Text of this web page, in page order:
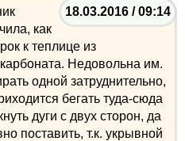
18.03.2016 / 09:14
как
к теплице из
Недовольна им.
одной затруднительно,
бегать туда-сюда
дуги с двух сторон, да
поставить, т.к. укрывной